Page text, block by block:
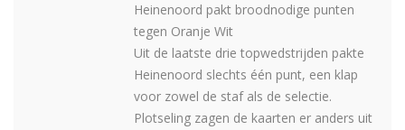
Heinenoord pakt broodnodige punten
tegen Oranje Wit
Uit de laatste drie topwedstrijden pakte
Heinenoord slechts één punt, een klap
voor zowel de staf als de selectie.
Plotseling zagen de kaarten er anders uit